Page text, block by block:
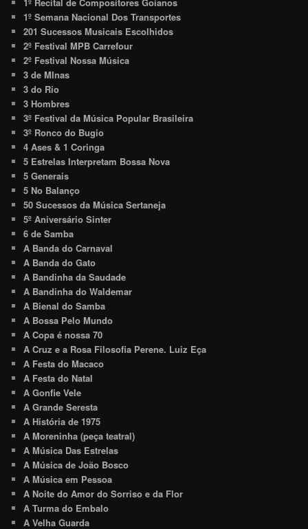
1º Semana Nacional Dos Transportes
201 Sucessos Musicais Escolhidos
2º Festival MPB Carrefour
2º Festival Nossa Música
3 de MInas
3 do Rio
3 Hombres
3º Festival da Música Popular Brasileira
3º Ronco do Bugio
4 Ases & 1 Coringa
5 Estrelas Interpretam Bossa Nova
5 Generais
5 No Balanço
50 Sucessos da Música Sertaneja
5º Aniversário Sinter
6 de Samba
A Banda do Carnaval
A Banda do Gato
A Bandinha da Saudade
A Bandinha do Waldemar
A Bienal do Samba
A Bossa Pelo Mundo
A Copa é nossa 70
A Cruz e a Rosa Filosofia Perene. Luiz Eça
A Festa do Macaco
A Festa do Natal
A Gonfie Vele
A Grande Seresta
A História de 1975
A Moreninha (peça teatral)
A Música Das Estrelas
A Música de João Bosco
A Música em Pessoa
A Noite do Amor do Sorriso e da Flor
A Turma do Embalo
A Velha Guarda